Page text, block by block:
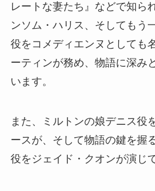
レートな妻たち』などで知ら
ンソム・ハリス、そしてもう
役をコメディエンヌとしても
ーティンが務め、物語に深み
います。
また、ミルトンの娘デニス役
ースが、そして物語の鍵を握
役をジェイド・クオンが演じ